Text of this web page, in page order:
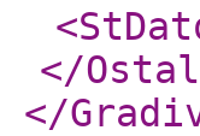
</
</